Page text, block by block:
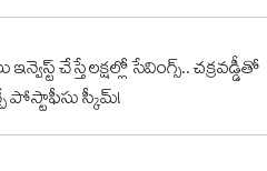
చేస్తే లక్షల్లో సేవింగ్స్.. చక్రవడ్డీతో
పోస్టాఫీసు స్కీమ్!